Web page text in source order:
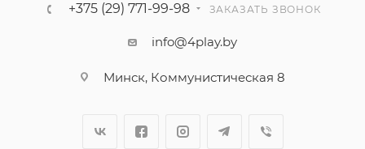
+375 (29) 771-99-98 ЗАКАЗАТЬ ЗВОНОК
info@4play.by
Минск, Коммунистическая 8